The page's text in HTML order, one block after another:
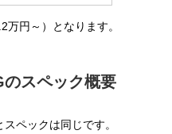
円～）となります。
スペック概要
ペックは同じです。